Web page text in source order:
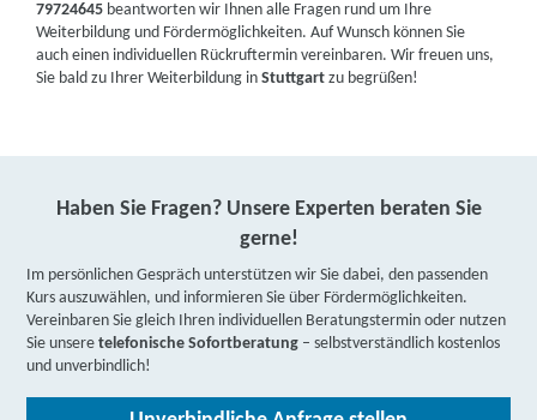
79724645 beantworten wir Ihnen alle Fragen rund um Ihre
Weiterbildung und Fördermöglichkeiten. Auf Wunsch können Sie
auch einen individuellen Rückruftermin vereinbaren. Wir freuen uns,
Sie bald zu Ihrer Weiterbildung inStuttgart zu begrüßen!
Haben Sie Fragen? Unsere Experten beraten Sie
gerne!
Im persönlichen Gespräch unterstützen wir Sie dabei, den passenden
Kurs auszuwählen, und informieren Sie über Fördermöglichkeiten.
Vereinbaren Sie gleich Ihren individuellen Beratungstermin oder nutzen
Sie unseretelefonische Sofortberatung – selbstverständlich kostenlos
und unverbindlich!